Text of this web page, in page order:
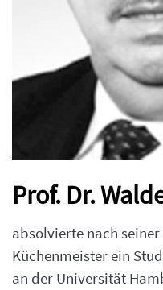
Prof. Dr.
absolvierte nach
Küchenmeister ein
an der Universität